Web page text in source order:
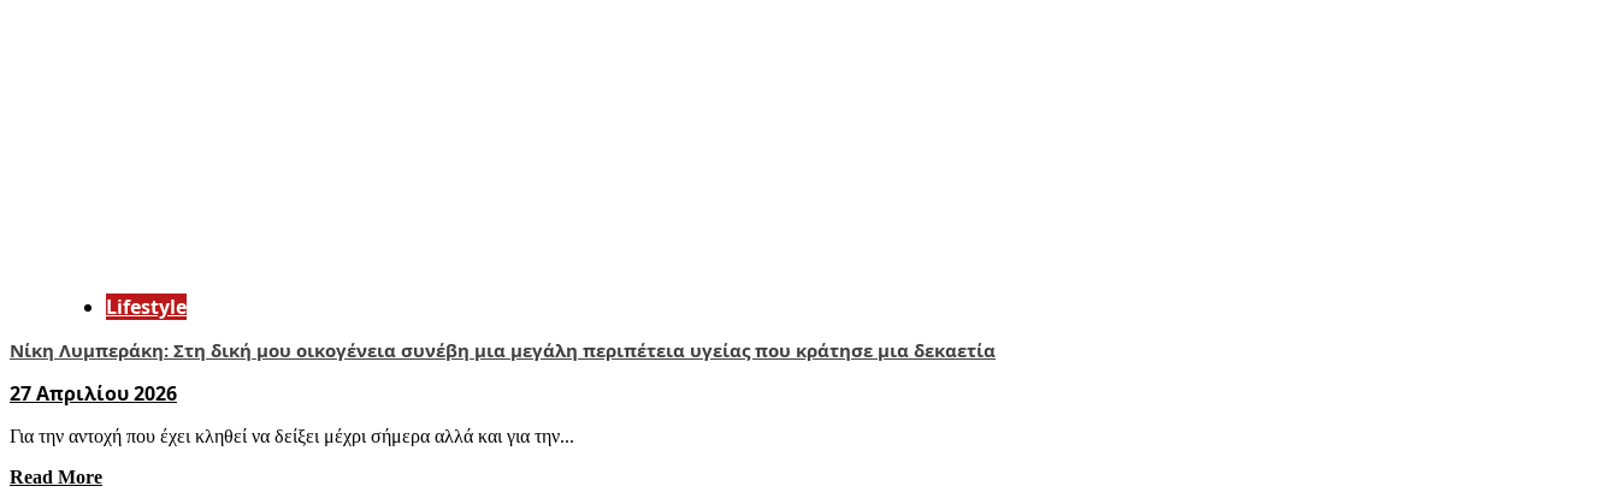
Lifestyle
Νίκη Λυμπεράκη: Στη δική μου οικογένεια συνέβη μια μεγάλη περιπέτεια υγείας που κράτησε μια δεκαετία
27 Απριλίου 2026
Για την αντοχή που έχει κληθεί να δείξει μέχρι σήμερα αλλά και για την...
Read More